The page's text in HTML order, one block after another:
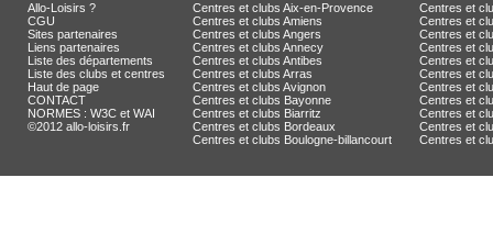
Allo-Loisirs ?
CGU
Sites partenaires
Liens partenaires
Liste des départements
Liste des clubs et centres
Haut de page
CONTACT
NORMES : W3C et WAI
©2012 allo-loisirs.fr
Centres et clubs Aix-en-Provence
Centres et clubs Amiens
Centres et clubs Angers
Centres et clubs Annecy
Centres et clubs Antibes
Centres et clubs Arras
Centres et clubs Avignon
Centres et clubs Bayonne
Centres et clubs Biarritz
Centres et clubs Bordeaux
Centres et clubs Boulogne-billancourt
Centres et
Centres et
Centres et
Centres et
Centres et
Centres et
Centres et
Centres et
Centres et
Centres et
Centres et